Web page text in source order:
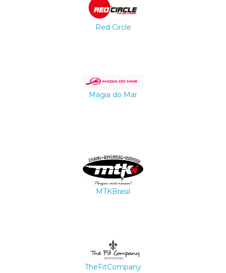
Red Circle
Magia do Mar
MTKBrasil
TheFitCompany